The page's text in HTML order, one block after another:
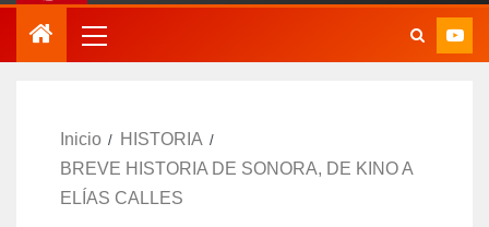
Inicio
HISTORIA
BREVE HISTORIA DE SONORA, DE KINO A
ELÍAS CALLES